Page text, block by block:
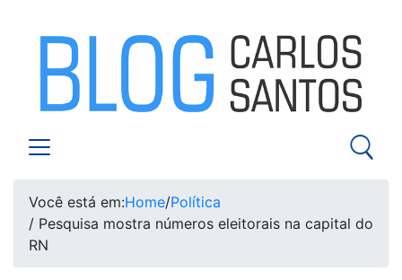
Você está em:Home/Política
/ Pesquisa mostra números eleitorais na capital do
RN